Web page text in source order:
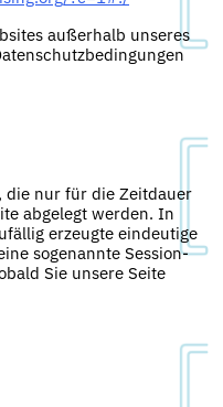
außerhalb unseres
die nur für die Zeitdauer
abgelegt werden. In
erzeugte eindeutige
sogenannte Session-
Sie unsere Seite